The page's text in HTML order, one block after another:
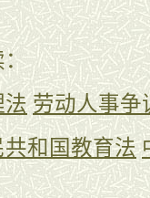
：
法 劳动人事争
和国教育法